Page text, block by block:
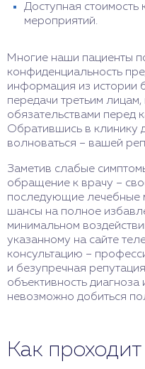
Доступная стоимость
мероприятий.
Многие наши пациенты
конфиденциальность
информация из истории
передачи третьим
обязательствами перед
Обратившись в клинику
волноваться – вашей
Заметив слабые
обращение к врачу –
последующие лечебные
шансы на полное
минимальном
указанному на сайте
консультацию –
и безупречная
объективность
невозможно добиться
Как